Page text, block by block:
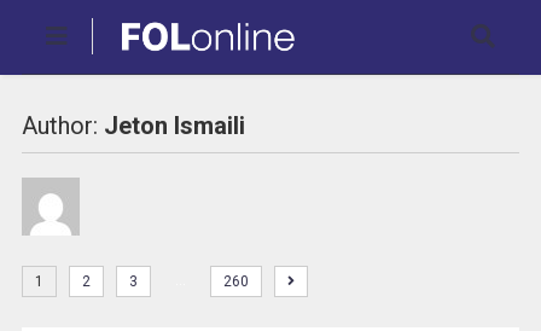
Author: Jeton Ismaili
1 2 3 260